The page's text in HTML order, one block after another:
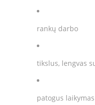
rankų darbo
tikslus, lengvas
patogus